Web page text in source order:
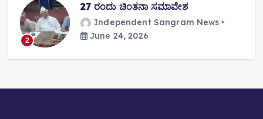
2
27 ರಂದು ಚಿಂತನಾ ಸಮಾವೇಶ
Independent Sangram News
June 24, 2026